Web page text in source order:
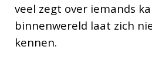
veel zegt over iemands
binnenwereld laat zich
kennen.